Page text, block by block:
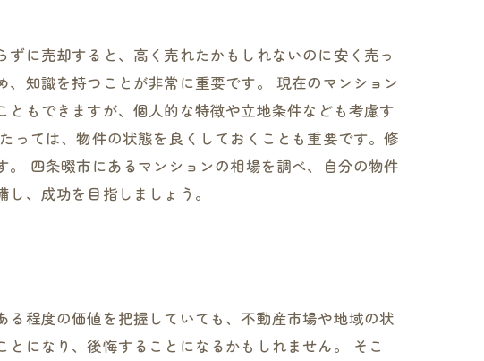
に売却すると、高く売れたかもしれないのに安く売っ
知識を持つことが非常に重要です。 現在のマンション
もできますが、個人的な特徴や立地条件なども考慮す
っては、物件の状態を良くしておくことも重要です。修
四条畷市にあるマンションの相場を調べ、自分の物件
、成功を目指しましょう。
程度の価値を把握していても、不動産市場や地域の状
になり、後悔することになるかもしれません。 そこ